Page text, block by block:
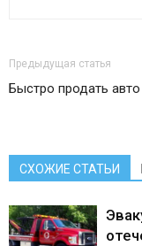
Предыдущая статья
Быстро продать авто
СХОЖИЕ СТАТЬИ